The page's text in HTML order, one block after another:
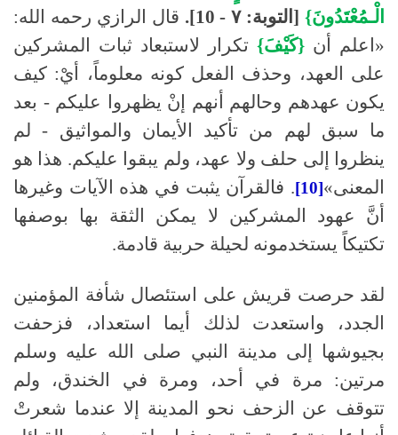
الْـمُعْتَدُونَ} [التوبة: ٧ - 10].
قال الرازي رحمه الله:
«اعلم أن {كَيْفَ} تكرار لاستبعاد ثبات المشركين
على العهد، وحذف الفعل كونه معلوماً، أيْ: كيف
يكون عهدهم وحالهم أنهم إنْ يظهروا عليكم - بعد
ما سبق لهم من تأكيد الأيمان والمواثيق - لم
ينظروا إلى حلف ولا عهد، ولم يبقوا عليكم. هذا هو
المعنى»[10]
. فالقرآن يثبت في هذه الآيات وغيرها
أنَّ عهود المشركين لا يمكن الثقة بها بوصفها
تكتيكاً يستخدمونه لحيلة حربية قادمة.
لقد حرصت قريش على استئصال شأفة المؤمنين
الجدد، واستعدت لذلك أيما استعداد، فزحفت
بجيوشها إلى مدينة النبي صلى الله عليه وسلم
مرتين: مرة في أحد، ومرة في الخندق، ولم
تتوقف عن الزحف نحو المدينة إلا عندما شعرتْ